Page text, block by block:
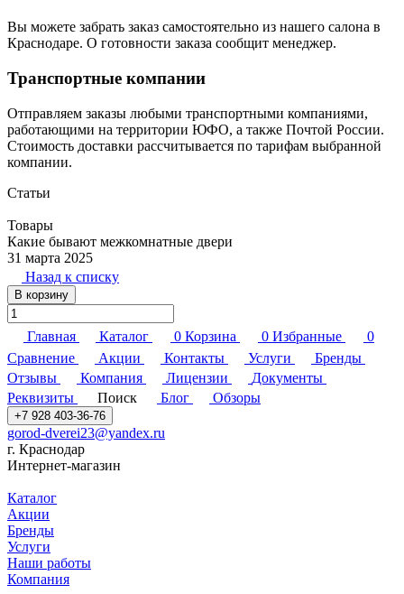
Вы можете забрать заказ самостоятельно из нашего салона в
Краснодаре. О готовности заказа сообщит менеджер.
Транспортные компании
Отправляем заказы любыми транспортными компаниями,
работающими на территории ЮФО, а также Почтой России.
Стоимость доставки рассчитывается по тарифам выбранной
компании.
Статьи
Товары
Какие бывают межкомнатные двери
31 марта 2025
Назад к списку
В корзину
Главная Каталог 0 Корзина 0 Избранные
0
Сравнение
Акции Контакты Услуги
Бренды
Отзывы
Компания Лицензии
Документы
Реквизиты
Поиск Блог Обзоры
+7 928 403-36-76
gorod-dverei23@yandex.ru
г. Краснодар
Интернет-магазин
Каталог
Акции
Бренды
Услуги
Наши работы
Компания